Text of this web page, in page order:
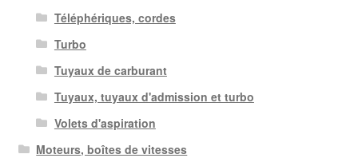
Téléphériques, cordes
Turbo
Tuyaux de carburant
Tuyaux, tuyaux d'admission et turbo
Volets d'aspiration
Moteurs, boîtes de vitesses